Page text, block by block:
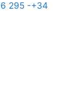
295 -+34